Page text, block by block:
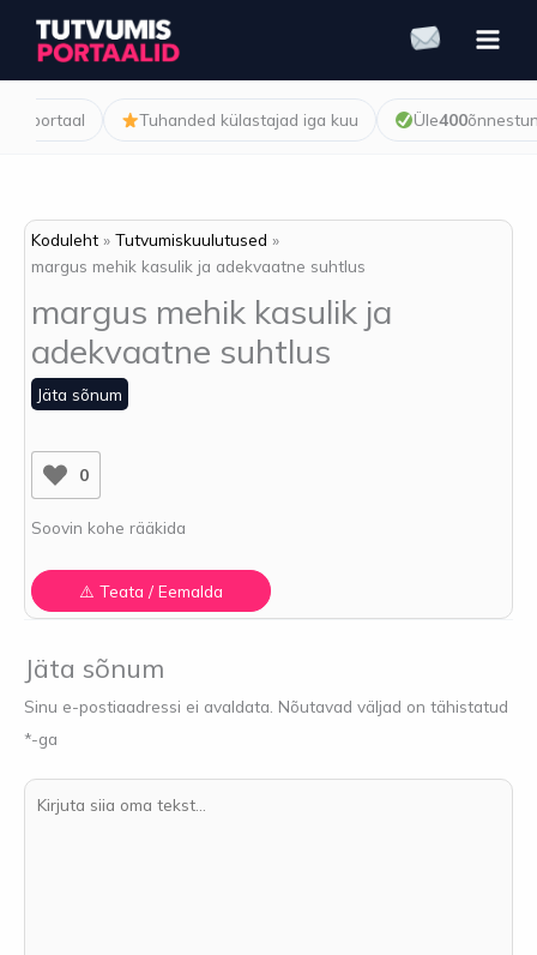
content
Tuhanded külastajad iga kuu Üle400
Koduleht
Tutvumiskuulutused
margus mehik kasulik ja adekvaatne suhtlus
margus mehik kasulik ja
adekvaatne suhtlus
Jäta sõnum
0
Soovin kohe rääkida
Jäta sõnum
Sinu e-postiaadressi ei avaldata. Nõutavad väljad on tähistatud
*-ga
Kirjuta
siia